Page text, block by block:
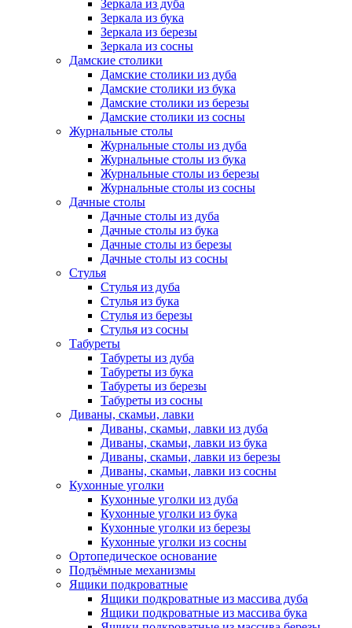
Зеркала из дуба
Зеркала из бука
Зеркала из березы
Зеркала из сосны
Дамские столики
Дамские столики из дуба
Дамские столики из бука
Дамские столики из березы
Дамские столики из сосны
Журнальные столы
Журнальные столы из дуба
Журнальные столы из бука
Журнальные столы из березы
Журнальные столы из сосны
Дачные столы
Дачные столы из дуба
Дачные столы из бука
Дачные столы из березы
Дачные столы из сосны
Стулья
Стулья из дуба
Стулья из бука
Стулья из березы
Стулья из сосны
Табуреты
Табуреты из дуба
Табуреты из бука
Табуреты из березы
Табуреты из сосны
Диваны, скамьи, лавки
Диваны, скамьи, лавки из дуба
Диваны, скамьи, лавки из бука
Диваны, скамьи, лавки из березы
Диваны, скамьи, лавки из сосны
Кухонные уголки
Кухонные уголки из дуба
Кухонные уголки из бука
Кухонные уголки из березы
Кухонные уголки из сосны
Ортопедическое основание
Подъёмные механизмы
Ящики подкроватные
Ящики подкроватные из массива дуба
Ящики подкроватные из массива бука